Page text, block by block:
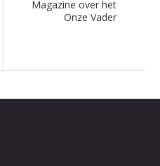
Magazine over het
Onze Vader